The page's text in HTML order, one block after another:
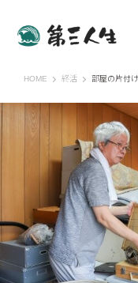
HOME 第三人生 〜寄り道の歩
終活 部屋の片付